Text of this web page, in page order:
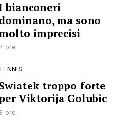
bianconeri
dominano, ma sono
imprecisi
2 ore
TENNIS
Swiatek troppo forte
Viktorija Golubic
3 ore